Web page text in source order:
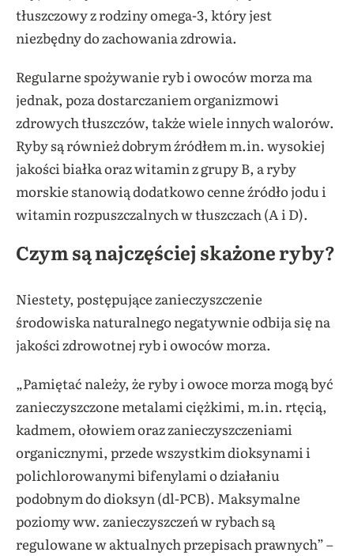
tłuszczowy z rodziny omega-3, który jest
niezbędny do zachowania zdrowia.
Regularne spożywanie ryb i owoców morza ma
jednak, poza dostarczaniem organizmowi
zdrowych tłuszczów, także wiele innych walorów.
Ryby są również dobrym źródłem m.in. wysokiej
jakości białka oraz witamin z grupy B, a ryby
morskie stanowią dodatkowo cenne źródło jodu i
witamin rozpuszczalnych w tłuszczach (A i D).
Czym są najczęściej skażone ryby?
Niestety, postępujące zanieczyszczenie
środowiska naturalnego negatywnie odbija się na
jakości zdrowotnej ryb i owoców morza.
„Pamiętać należy, że ryby i owoce morza mogą być
zanieczyszczone metalami ciężkimi, m.in. rtęcią,
kadmem, ołowiem oraz zanieczyszczeniami
organicznymi, przede wszystkim dioksynami i
polichlorowanymi bifenylami o działaniu
podobnym do dioksyn (dl-PCB). Maksymalne
poziomy ww. zanieczyszczeń w rybach są
regulowane w aktualnych przepisach prawnych” –